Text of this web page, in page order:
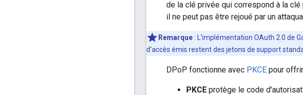
de la clé privée qui correspond à la
il ne peut pas être rejoué par un
Remarque : L'implémentation OAuth 2.0 de
d'accès émis restent des jetons de support
DPoP fonctionne avec PKCE pour
PKCE protège le code